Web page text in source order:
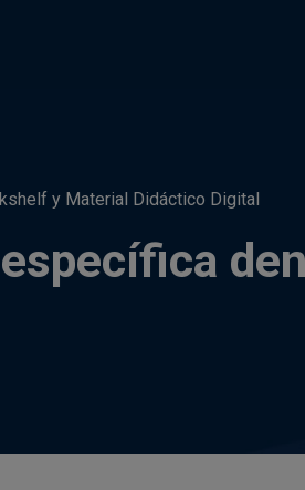
y Material Didáctico Digital